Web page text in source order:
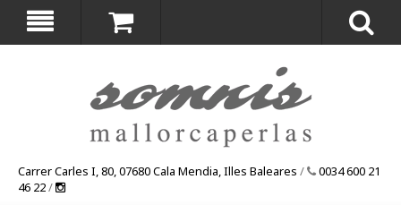
Carrer Carles I, 80, 07680 Cala Mendia, Illes Baleares /
0034 600 21
46 22/